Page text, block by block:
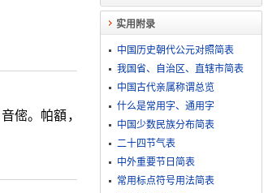
㑻。帕額，
实用附录
中国历史朝代公元对照简表
我国省、自治区、直辖市简表
中国古代亲属称谓总览
什么是常用字、通用字
中国少数民族分布简表
二十四节气表
中外重要节日简表
常用标点符号用法简表